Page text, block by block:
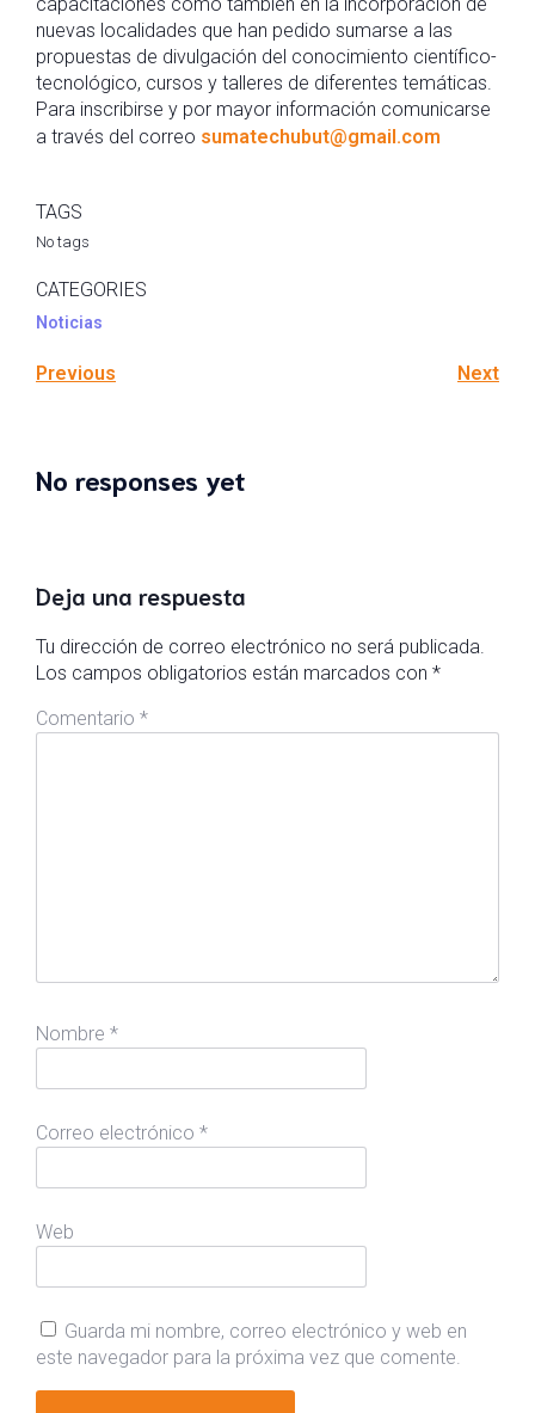
nuevas localidades que han pedido sumarse a las
propuestas de divulgación del conocimiento científico-
tecnológico, cursos y talleres de diferentes temáticas.
Para inscribirse y por mayor información comunicarse
a través del correo sumatechubut@gmail.com
TAGS
No tags
CATEGORIES
Noticias
Previous Next
No responses yet
Deja una respuesta
Tu dirección de correo electrónico no será publicada.
Los campos obligatorios están marcados con *
Comentario *
Nombre *
Correo electrónico *
Web
Guarda mi nombre, correo electrónico y web en
este navegador para la próxima vez que comente.